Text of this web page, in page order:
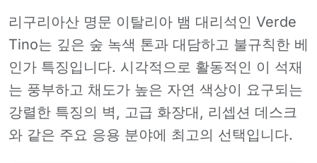
리구리아산 명문 이탈리아 뱀 대리석인 Verde
Tino는 깊은 숲 녹색 톤과 대담하고 불규칙한 베
인가 특징입니다. 시각적으로 활동적인 이 석재
는 풍부하고 채도가 높은 자연 색상이 요구되는
강렬한 특징의 벽, 고급 화장대, 리셉션 데스크
와 같은 주요 응용 분야에 최고의 선택입니다.